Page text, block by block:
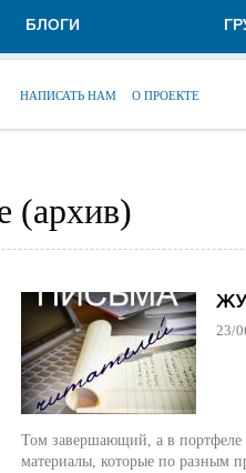
БЛОГИ
НАПИСАТЬ НАМ О ПРОЕКТЕ
(архив)
23/
Том завершающий, а в портфеле
материалы, которые по разным